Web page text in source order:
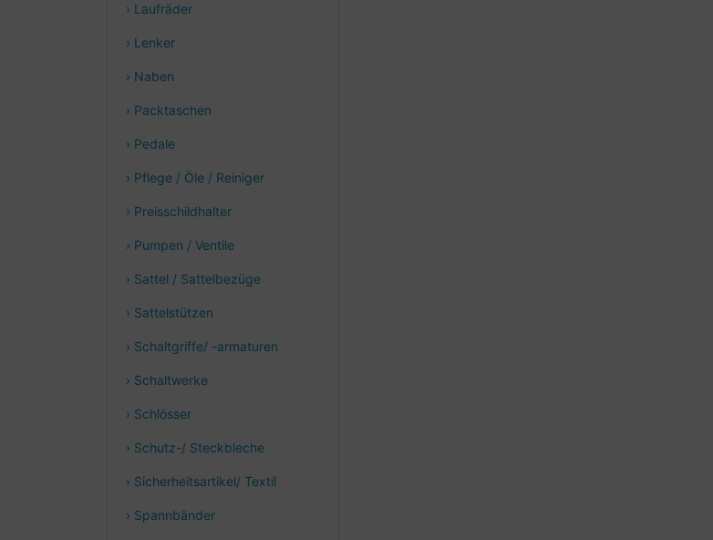
› Laufräder
› Lenker
› Naben
› Packtaschen
› Pedale
› Pflege / Öle / Reiniger
› Preisschildhalter
› Pumpen / Ventile
› Sattel / Sattelbezüge
› Sattelstützen
› Schaltgriffe/ -armaturen
› Schaltwerke
› Schlösser
› Schutz-/ Steckbleche
› Sicherheitsartikel/ Textil
› Spannbänder